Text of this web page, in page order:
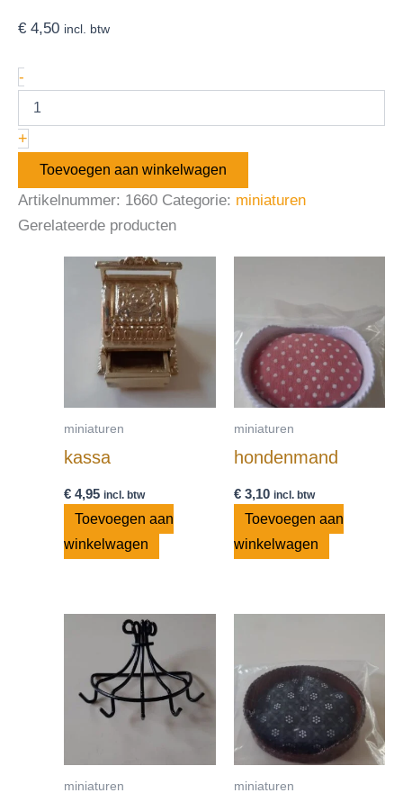
€ 4,50 incl. btw
-
+
Toevoegen aan winkelwagen
Artikelnummer: 1660 Categorie: miniaturen
Gerelateerde producten
miniaturen
kassa
€ 4,95 incl. btw
Toevoegen aan
winkelwagen
miniaturen
hondenmand
€3,10 incl. btw
Toevoegen aan
winkelwagen
miniaturen miniaturen